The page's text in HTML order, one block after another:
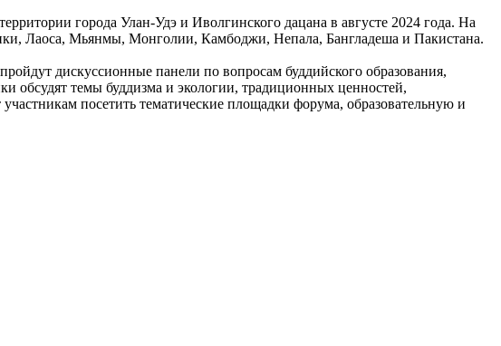
города Улан-Удэ и Иволгинского дацана в августе 2024 года. На
Лаоса, Мьянмы, Монголии, Камбоджи, Непала, Бангладеша и Пакистана.
дискуссионные панели по вопросам буддийского образования,
обсудят темы буддизма и экологии, традиционных ценностей,
участникам посетить тематические площадки форума, образовательную и